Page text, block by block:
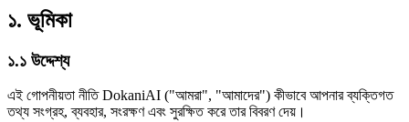
১. ভূমিকা
১.১ উদ্দেশ্য
এই গোপনীয়তা নীতি DokaniAI ("আমরা", "আমাদের") কীভাবে আপনার ব্যক্তিগত
তথ্য সংগ্রহ, ব্যবহার, সংরক্ষণ এবং সুরক্ষিত করে তার বিবরণ দেয়।